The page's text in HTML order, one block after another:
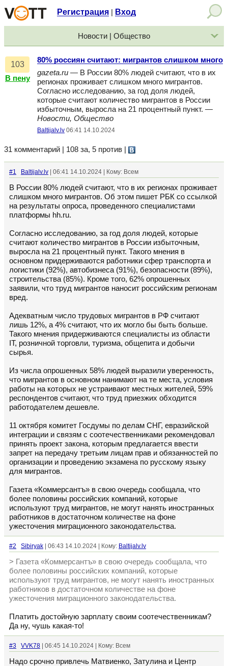
Регистрация Вход
Новости | Общество
103
В пену
80% россиян считают: мигрантов слишком много
gazeta.ru — В России 80% людей считают, что в их
регионах проживает слишком много мигрантов.
Согласно исследованию, за год доля людей,
которые считают количество мигрантов в России
избыточным, выросла на 21 процентный пункт. —
Новости, Общество
Baltijalv.lv 06:41 14.10.2024
31 комментарий | 108 за, 5 против
#1 Baltijalv.lv | 06:41 14.10.2024 | Кому: Всем
В России 80% людей считают, что в их регионах проживает
слишком много мигрантов. Об этом пишет РБК со ссылкой
на результаты опроса, проведенного специалистами
платформы hh.ru.
Согласно исследованию, за год доля людей, которые
считают количество мигрантов в России избыточным,
выросла на 21 процентный пункт. Такого мнения в
основном придерживаются работники сфер транспорта и
логистики (92%), автобизнеса (91%), безопасности (89%),
строительства (85%). Кроме того, 62% опрошенных
заявили, что труд мигрантов наносит российским регионам
вред.
Адекватным число трудовых мигрантов в РФ считают
лишь 12%, а 4% считают, что их могло бы быть больше.
Такого мнения придерживаются специалисты из области
IT, розничной торговли, туризма, общепита и добычи
сырья.
Из числа опрошенных 58% людей выразили уверенность,
что мигрантов в основном нанимают на те места, условия
работы на которых не устраивают местных жителей, 59%
респондентов считают, что труд приезжих обходится
работодателем дешевле.
11 октября комитет Госдумы по делам СНГ, евразийской
интеграции и связям с соотечественниками рекомендовал
принять проект закона, которым предлагается ввести
запрет на передачу третьим лицам прав и обязанностей по
организации и проведению экзамена по русскому языку
для мигрантов.
Газета «Коммерсантъ» в свою очередь сообщала, что
более половины российских компаний, которые
используют труд мигрантов, не могут нанять иностранных
работников в достаточном количестве на фоне
ужесточения миграционного законодательства.
#2 Sibiryak | 06:43 14.10.2024 | Кому: Baltijalv.lv
> Газета «Коммерсантъ» в свою очередь сообщала, что
более половины российских компаний, которые
используют труд мигрантов, не могут нанять иностранных
работников в достаточном количестве на фоне
ужесточения миграционного законодательства.
Платить достойную зарплату своим соотечественникам?
Да ну, чушь какая-то!
#3 VVK78 | 06:45 14.10.2024 | Кому: Всем
Надо срочно привлечь Матвиенко, Затулина и Центр